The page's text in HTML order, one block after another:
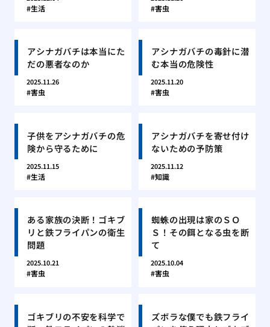
生活 害虫
アシナガバチは本当にた
だの悪者なのか
2025.11.26
害虫
アシナガバチの毒針に潜
む本当の危険性
2025.11.20
害虫
子供をアシナガバチの危
険から守るために
2025.11.15
生活
アシナガバチを寄せ付け
ないための予防策
2025.11.12
知識
ある家族の決断！ゴキブ
リと鉄フライパンの衛生
問題
2025.10.21
害虫
蜘蛛の出現は家のＳＯ
Ｓ！その餌となる虫を断
て
2025.10.04
害虫
ゴキブリの不安を科学で
ズボラな僕でも鉄フライ